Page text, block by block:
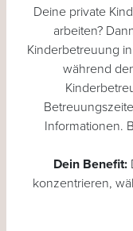
Deine private
arbeiten?
Kinderbetreuung
während
Informationen.
Dein Benefit:
konzentrieren,